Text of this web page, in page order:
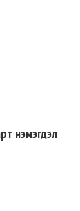
нэмэгдэл